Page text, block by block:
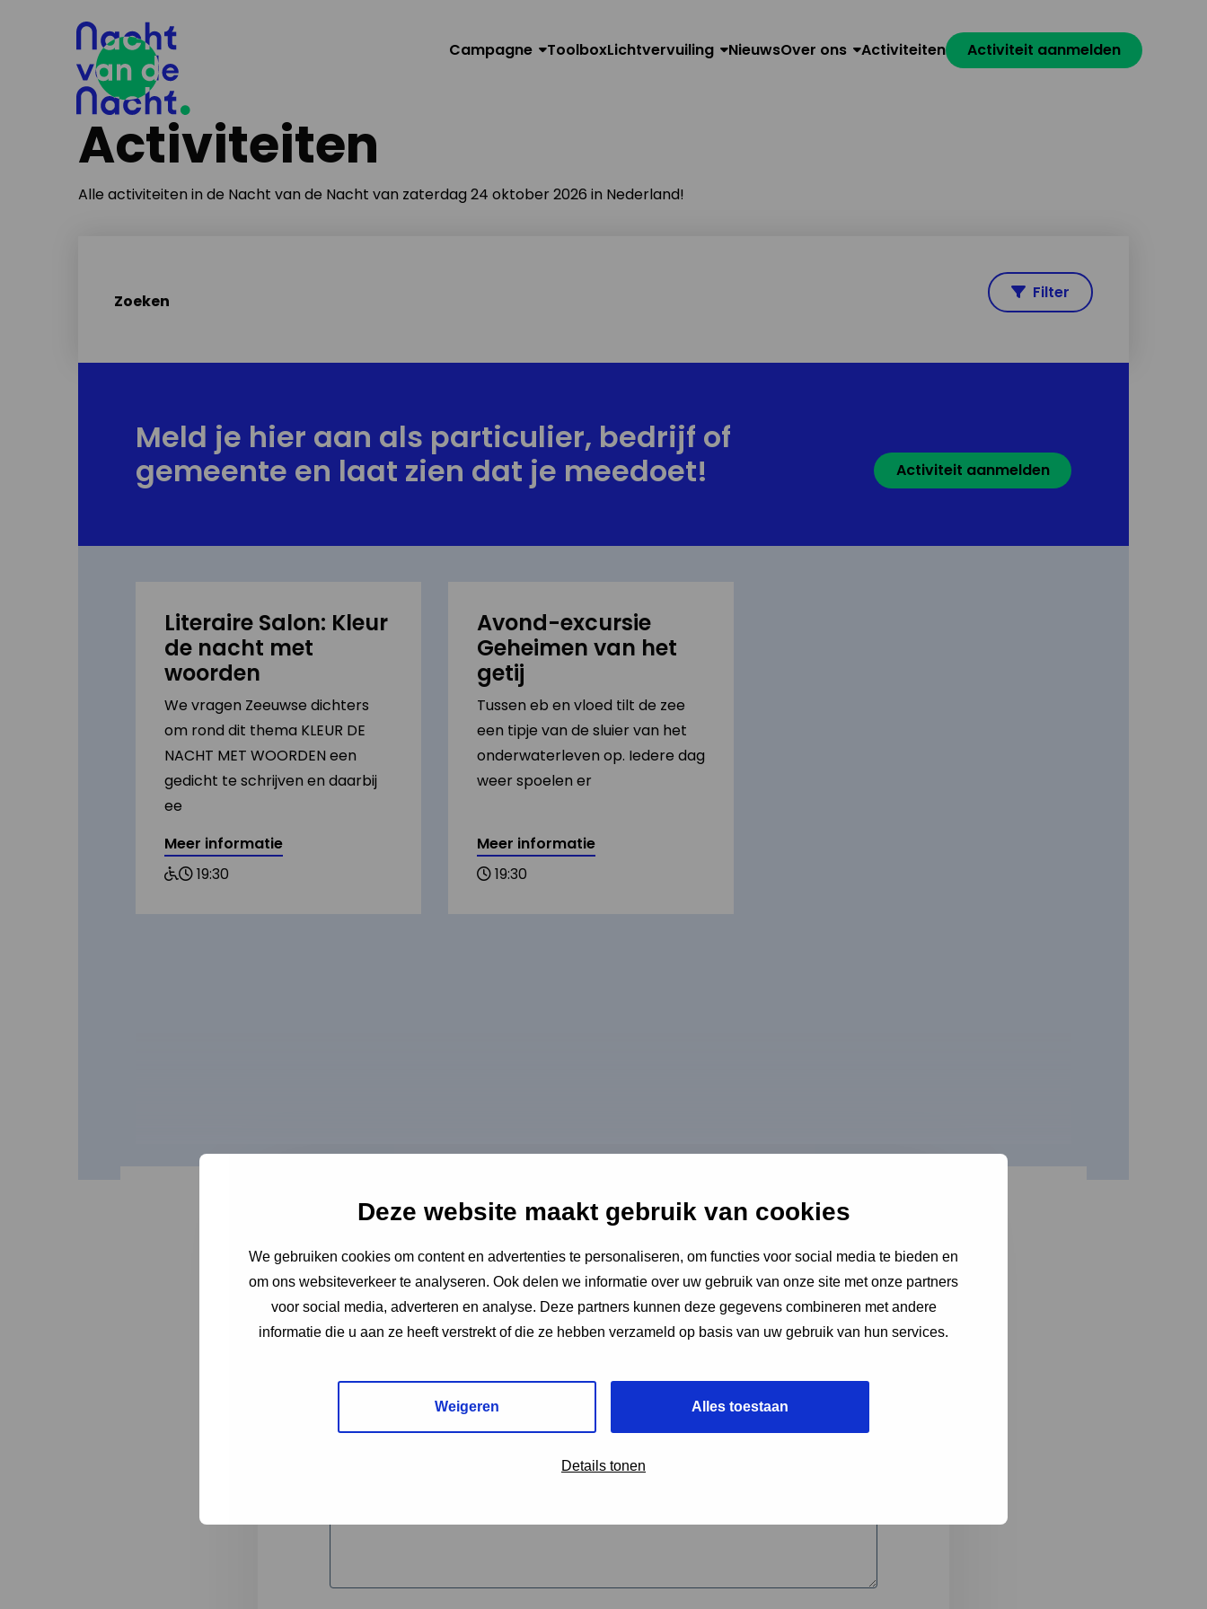
Deze website maakt gebruik van cookies
We gebruiken cookies om content en advertenties te personaliseren, om functies voor social media te bieden en
om ons websiteverkeer te analyseren. Ook delen we informatie over uw gebruik van onze site met onze partners
voor social media, adverteren en analyse. Deze partners kunnen deze gegevens combineren met andere
informatie die u aan ze heeft verstrekt of die ze hebben verzameld op basis van uw gebruik van hun services.
Weigeren Alles toestaan
Details tonen
Campagne ToolboxLichtvervuiling NieuwsOver ons Activiteiten Activiteit aanmelden
Activiteiten
Alle activiteiten in de Nacht van de Nacht van zaterdag 24 oktober 2026 in Nederland!
Zoeken Filter
Meld je hier aan als particulier, bedrijf of
gemeente en laat zien dat je meedoet!
Activiteit aanmelden
Literaire Salon: Kleur
de nacht met
woorden
We vragen Zeeuwse dichters
om rond dit thema KLEUR DE
NACHT MET WOORDEN een
gedicht te schrijven en daarbij
ee
Meer informatie
Rolstoel
19:30
Avond-excursie
Geheimen van het
getij
Tussen eb en vloed tilt de zee
een tipje van de sluier van het
onderwaterleven op. Iedere dag
weer spoelen er
Meer informatie
19:30
"* " geeft vereiste velden aan
1 2
3
Volledige omschrijving*